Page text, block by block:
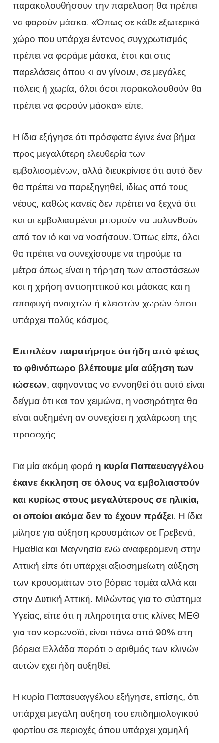
παρακολουθήσουν την παρέλαση θα πρέπει
να φορούν μάσκα. «Όπως σε κάθε εξωτερικό
χώρο που υπάρχει έντονος συγχρωτισμός
πρέπει να φοράμε μάσκα, έτσι και στις
παρελάσεις όπου κι αν γίνουν, σε μεγάλες
πόλεις ή χωρία, όλοι όσοι παρακολουθούν θα
πρέπει να φορούν μάσκα» είπε.
Η ίδια εξήγησε ότι πρόσφατα έγινε ένα βήμα
προς μεγαλύτερη ελευθερία των
εμβολιασμένων, αλλά διευκρίνισε ότι αυτό δεν
θα πρέπει να παρεξηγηθεί, ιδίως από τους
νέους, καθώς κανείς δεν πρέπει να ξεχνά ότι
και οι εμβολιασμένοι μπορούν να μολυνθούν
από τον ιό και να νοσήσουν. Όπως είπε, όλοι
θα πρέπει να συνεχίσουμε να τηρούμε τα
μέτρα όπως είναι η τήρηση των αποστάσεων
και η χρήση αντισηπτικού και μάσκας και η
αποφυγή ανοιχτών ή κλειστών χωρών όπου
υπάρχει πολύς κόσμος.
Επιπλέον παρατήρησε ότι ήδη από φέτος
το φθινόπωρο βλέπουμε μία αύξηση των
ιώσεων, αφήνοντας να εννοηθεί ότι αυτό είναι
δείγμα ότι και τον χειμώνα, η νοσηρότητα θα
είναι αυξημένη αν συνεχίσει η χαλάρωση της
προσοχής.
Για μία ακόμη φορά η κυρία Παπαευαγγέλου
έκανε έκκληση σε όλους να εμβολιαστούν
και κυρίως στους μεγαλύτερους σε ηλικία,
οι οποίοι ακόμα δεν το έχουν πράξει. Η ίδια
μίλησε για αύξηση κρουσμάτων σε Γρεβενά,
Ημαθία και Μαγνησία ενώ αναφερόμενη στην
Αττική είπε ότι υπάρχει αξιοσημείωτη αύξηση
των κρουσμάτων στο βόρειο τομέα αλλά και
στην Δυτική Αττική. Μιλώντας για το σύστημα
Υγείας, είπε ότι η πληρότητα στις κλίνες ΜΕΘ
για τον κορωνοϊό, είναι πάνω από 90% στη
βόρεια Ελλάδα παρότι ο αριθμός των κλινών
αυτών έχει ήδη αυξηθεί.
Η κυρία Παπαευαγγέλου εξήγησε, επίσης, ότι
υπάρχει μεγάλη αύξηση του επιδημιολογικού
φορτίου σε περιοχές όπου υπάρχει χαμηλή